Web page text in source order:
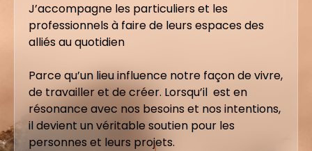
J’accompagne les particuliers et les
professionnels à faire de leurs espaces des
alliés au quotidien
Parce qu’un lieu influence notre façon de vivre,
de travailler et de créer. Lorsqu’il est en
résonance avec nos besoins et nos intentions,
il devient un véritable soutien pour les
personnes et leurs projets.